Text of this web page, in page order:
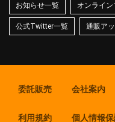
お知らせ一覧 オンライン
公式Twitter一覧 通販ア
委託販売 会社案内
利用規約 個人情報